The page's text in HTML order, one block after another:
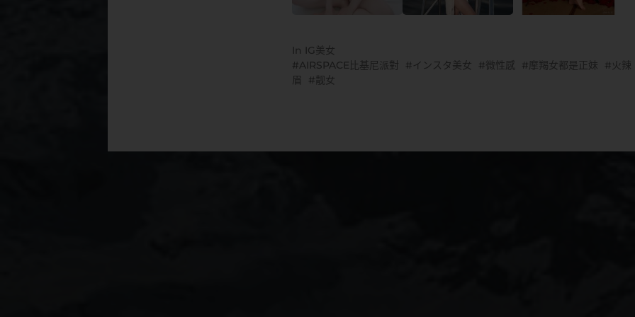
In IG美女
AIRSPACE比基尼派對
インスタ美女 微性感 摩羯女都是正妹
火辣
眉
靓女